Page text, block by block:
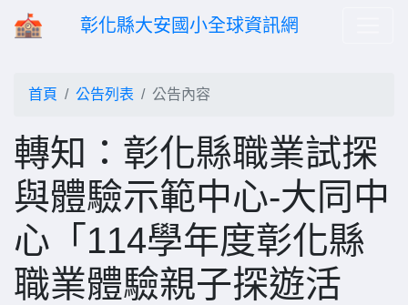
彰化縣大安國小全球資訊網
首頁 公告列表 公告內容
轉知：彰化縣職業試探
與體驗示範中心-大同中
心「114學年度彰化縣
職業體驗親子探遊活